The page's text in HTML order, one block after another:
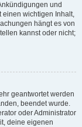
und
einen wichtigen Inhalt,
hängt es von
kannst oder nicht;
geantwortet werden
beendet wurde.
oder Administrator
deine eigenen